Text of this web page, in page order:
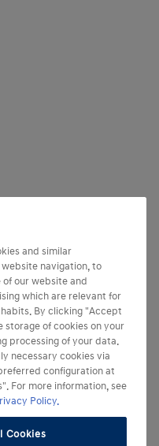
and similar
navigation, to
our website and
which are relevant for
By clicking "Accept
storage of cookies on your
processing of your data.
necessary cookies via
configuration at
For more information, see
Policy.
Cookies